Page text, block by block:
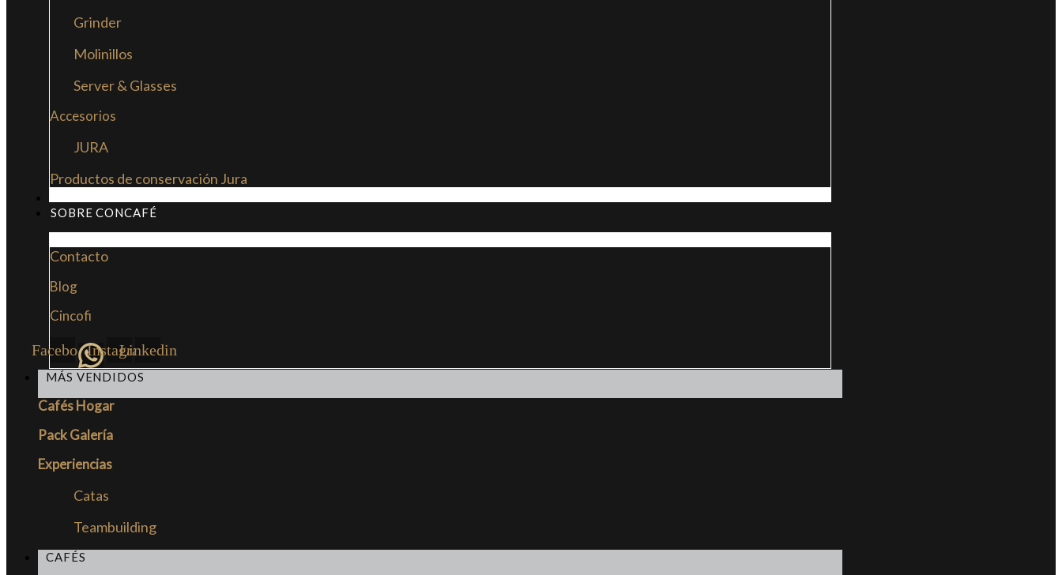
Grinder
Molinillos
Server & Glasses
Accesorios
JURA
Productos de conservación Jura
SOBRE CONCAFÉ
Contacto
Blog
Cincofi
FacebookInstagram
Linkedin
MÁS VENDIDOS
Cafés Hogar
Pack Galería
Experiencias
Catas
Teambuilding
CAFÉS